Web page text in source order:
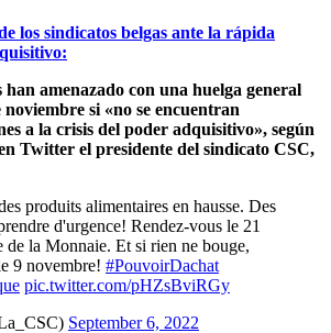
los sindicatos belgas ante la rápida
han amenazado con una huelga general
si «no se encuentran
a la crisis del poder adquisitivo», según
Twitter el presidente del sindicato CSC,
produits alimentaires en hausse. Des
d'urgence! Rendez-vous le 21
de la Monnaie. Et si rien ne bouge,
9 novembre! #PouvoirDachat
pic.twitter.com/pHZsBviRGy
September 6, 2022